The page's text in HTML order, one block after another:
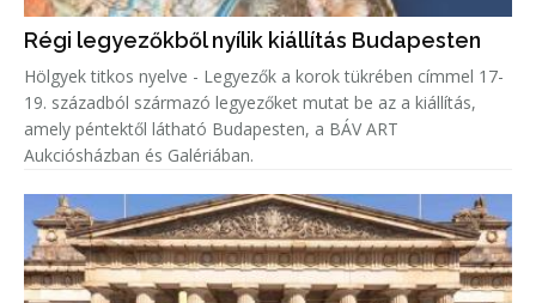
Régi legyezőkből nyílik kiállítás Budapesten
Hölgyek titkos nyelve - Legyezők a korok tükrében címmel 17-
19. századból származó legyezőket mutat be az a kiállítás,
amely péntektől látható Budapesten, a BÁV ART
Aukciósházban és Galériában.